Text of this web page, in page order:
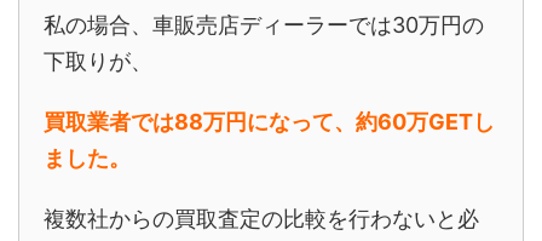
私の場合、車販売店ディーラーでは30万円の
下取りが、
買取業者では88万円になって、約60万GETし
ました。
複数社からの買取査定の比較を行わないと必